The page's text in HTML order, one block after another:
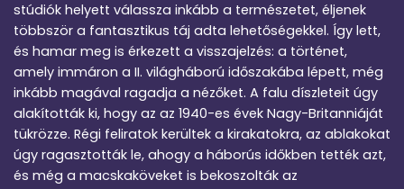
stúdiók helyett válassza inkább a természetet, éljenek
többször a fantasztikus táj adta lehetőségekkel. Így lett,
és hamar meg is érkezett a visszajelzés: a történet,
amely immáron a II. világháború időszakába lépett, még
inkább magával ragadja a nézőket. A falu díszleteit úgy
alakították ki, hogy az az 1940-es évek Nagy-Britanniáját
tükrözze. Régi feliratok kerültek a kirakatokra, az ablakokat
úgy ragasztották le, ahogy a háborús időkben tették azt,
és még a macskaköveket is bekoszolták az